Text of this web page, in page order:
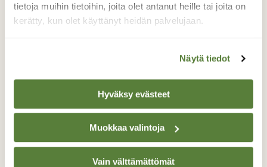
tietoja muihin tietoihin, joita olet antanut heille tai joita on
kerätty, kun olet käyttänyt heidän palvelujaan.
Näytä tiedot
Hyväksy evästeet
Muokkaa valintoja
Vain välttämättömät
saalista. On hänellä kyllä hyvät hermot ja
keskittymiskyky. Toivottavasti odottavan
Valokuvaaja: Toni Asikainen, Iisalmi 21.8.2023
TAKAISIN LISTAAN